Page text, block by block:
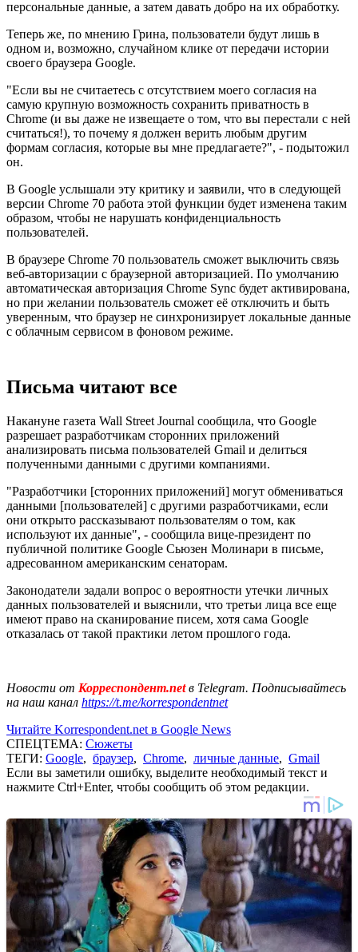
персональные данные, а затем давать добро на их обработку.
Теперь же, по мнению Грина, пользователи будут лишь в
одном и, возможно, случайном клике от передачи истории
своего браузера Google.
"Если вы не считаетесь с отсутствием моего согласия на
самую крупную возможность сохранить приватность в
Chrome (и вы даже не извещаете о том, что вы перестали с ней
считаться!), то почему я должен верить любым другим
формам согласия, которые вы мне предлагаете?", - подытожил
он.
В Google услышали эту критику и заявили, что в следующей
версии Chrome 70 работа этой функции будет изменена таким
образом, чтобы не нарушать конфиденциальность
пользователей.
В браузере Chrome 70 пользователь сможет выключить связь
веб-авторизации с браузерной авторизацией. По умолчанию
автоматическая авторизация Chrome Sync будет активирована,
но при желании пользователь сможет её отключить и быть
уверенным, что браузер не синхронизирует локальные данные
с облачным сервисом в фоновом режиме.
Письма читают все
Накануне газета Wall Street Journal сообщила, что Google
разрешает разработчикам сторонних приложений
анализировать письма пользователей Gmail и делиться
полученными данными с другими компаниями.
"Разработчики [сторонних приложений] могут обмениваться
данными [пользователей] с другими разработчиками, если
они открыто рассказывают пользователям о том, как
используют их данные", - сообщила вице-президент по
публичной политике Google Сьюзен Молинари в письме,
адресованном американским сенаторам.
Законодатели задали вопрос о вероятности утечки личных
данных пользователей и выяснили, что третьи лица все еще
имеют право на сканирование писем, хотя сама Google
отказалась от такой практики летом прошлого года.
Новости от Корреспондент.netв Telegram. Подписывайтесь
на наш канал https://t.me/korrespondentnet
Читайте Korrespondent.net в Google News
СПЕЦТЕМА: Сюжеты
ТЕГИ: Google, браузер, Chrome, личные данные, Gmail
Если вы заметили ошибку, выделите необходимый текст и
нажмите Ctrl+Enter, чтобы сообщить об этом редакции.